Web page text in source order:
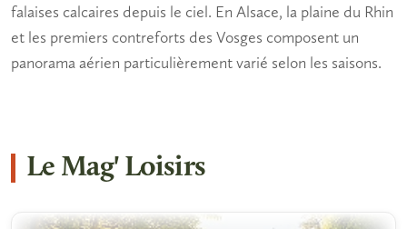
falaises calcaires depuis le ciel. En Alsace, la plaine du Rhin
et les premiers contreforts des Vosges composent un
panorama aérien particulièrement varié selon les saisons.
Le Mag' Loisirs